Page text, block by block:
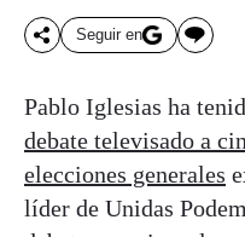
Seguir en
Pablo Iglesias ha
debate televisado a
elecciones generales
líder de Unidas